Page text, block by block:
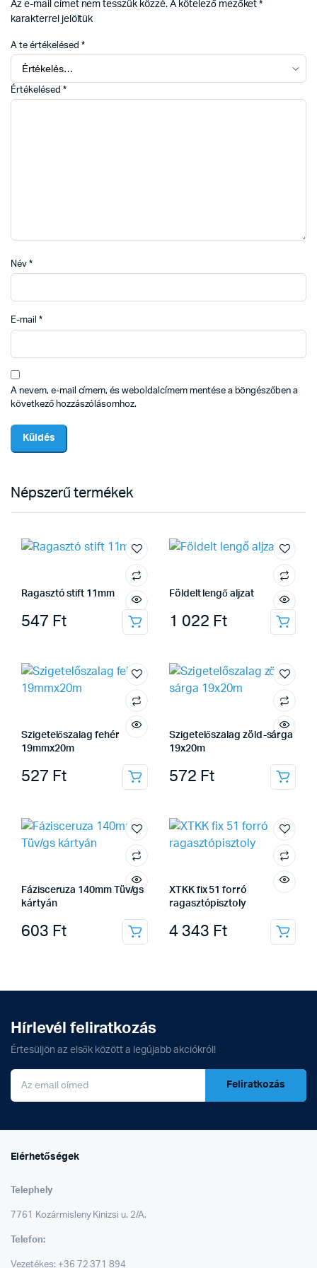
Az e-mail címet nem tesszük közzé. A kötelező mezőket*
karakterrel jelöltük
A te értékelésed *
Értékelésed *
Név *
E-mail *
A nevem, e-mail címem, és weboldalcímem mentése a böngészőben a
következő hozzászólásomhoz.
Népszerű termékek
Ragasztó stift 11mm
547 Ft
Földelt lengő aljzat
1 022 Ft
Szigetelőszalag fehér
19mmx20m
527 Ft
Szigetelőszalag zöld-sárga
19x20m
572 Ft
Fázisceruza 140mm Tüv/gs
kártyán
603 Ft
XTKK fix 51 forró
ragasztópisztoly
4 343 Ft
Hírlevél feliratkozás
Értesüljön az elsők között a legújabb akciókról!
Feliratkozás
Elérhetőségek
Telephely
7761 Kozármisleny Kinizsi u. 2/A.
Telefon:
Vezetékes: +36 72 371 894